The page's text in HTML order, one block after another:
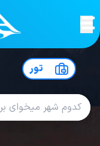
تور
تور مشهد از خرم